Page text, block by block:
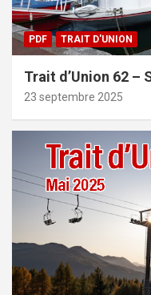
PDF TRAIT D'UNION
Trait d’Union 62 –
23 septembre 2025